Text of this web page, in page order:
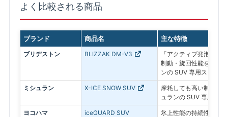
よく比較される商品
ブランド 商品名 主な特徴
ブリヂストン BLIZZAK DM-V3
「アクティブ発泡ゴム
制動・旋回性能を追求
ンの SUV 専用スタッド
ミシュラン X-ICE SNOW SUV
摩耗しても高い制動力
ュランの SUV 専用スタ
ヨコハマ
iceGUARD SUV
氷上性能の持続性と燃